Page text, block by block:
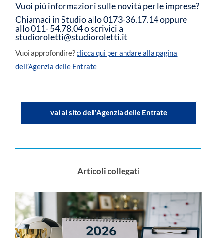
Vuoi più informazioni sulle novità per le imprese?
Chiamaci in Studio allo 0173-36.17.14 oppure
allo 011- 54.78.04 o scrivici a
studioroletti@studioroletti.it
Vuoi approfondire?clicca qui per andare alla pagina
dell’Agenzia delle Entrate
vai al sito dell'Agenzia delle Entrate
Articoli collegati